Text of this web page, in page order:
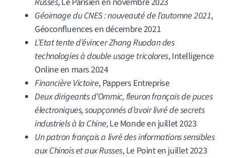
Géoimage du CNES : nouveauté de l’automne 2021,
Géoconfluences en décembre 2021
L’Etat tente d’évincer Zhang Ruodan des
technologies à double usage tricolores, Intelligence
Online en mars 2024
Financière Victoire, Pappers Entreprise
Deux dirigeants d’Ommic, fleuron français de puces
électroniques, soupçonnés d’avoir livré de secrets
industriels à la Chine, Le Monde en juillet 2023
Un patron français a livré des informations sensibles
aux Chinois et aux Russes, Le Point en juillet 2023